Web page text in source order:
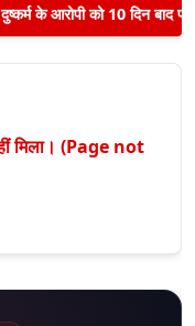
के आरोपी को 10 दिन बाद
मिला। (Page not